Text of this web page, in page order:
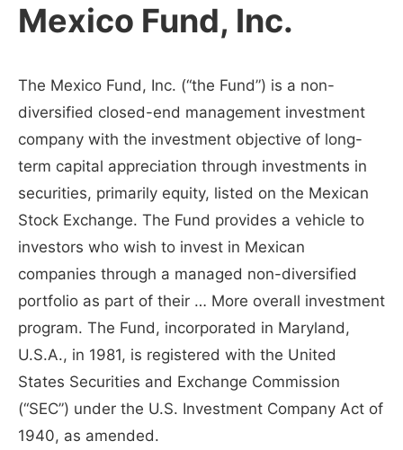
Mexico Fund, Inc.
The Mexico Fund, Inc. (“the Fund”) is a non-
diversified closed-end management investment
company with the investment objective of long-
term capital appreciation through investments in
securities, primarily equity, listed on the Mexican
Stock Exchange. The Fund provides a vehicle to
investors who wish to invest in Mexican
companies through a managed non-diversified
portfolio as part of their … More overall investment
program. The Fund, incorporated in Maryland,
U.S.A., in 1981, is registered with the United
States Securities and Exchange Commission
(“SEC”) under the U.S. Investment Company Act of
1940, as amended.